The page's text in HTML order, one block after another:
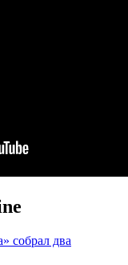
собрал два